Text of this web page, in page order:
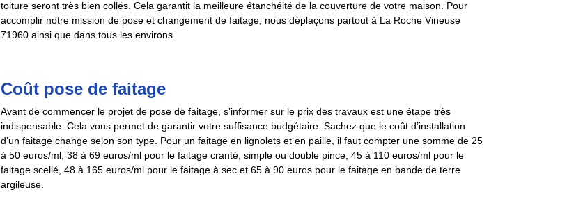
toiture seront très bien collés. Cela garantit la meilleure étanchéité de la couverture de votre maison. Pour
accomplir notre mission de pose et changement de faitage, nous déplaçons partout à La Roche Vineuse
71960 ainsi que dans tous les environs.
Coût pose de faitage
Avant de commencer le projet de pose de faitage, s’informer sur le prix des travaux est une étape très
indispensable. Cela vous permet de garantir votre suffisance budgétaire. Sachez que le coût d’installation
d’un faitage change selon son type. Pour un faitage en lignolets et en paille, il faut compter une somme de 25
à 50 euros/ml, 38 à 69 euros/ml pour le faitage cranté, simple ou double pince, 45 à 110 euros/ml pour le
faitage scellé, 48 à 165 euros/ml pour le faitage à sec et 65 à 90 euros pour le faitage en bande de terre
argileuse.